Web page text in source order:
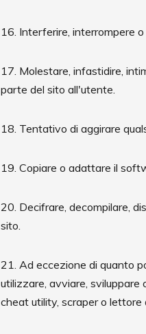
16. Interferire, interrompere
17. Molestare, infastidire,
parte del sito all'utente.
18. Tentativo di aggirare
19. Copiare o adattare il
20. Decifrare, decompilare,
sito.
21. Ad eccezione di quanto
utilizzare, avviare, sviluppare
cheat utility, scraper o